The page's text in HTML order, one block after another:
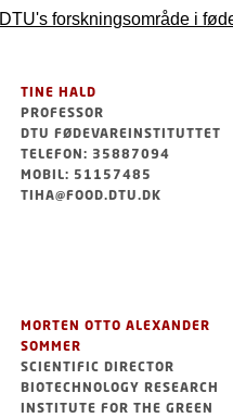
DTU's forskningsområde i
TINE HALD
PROFESSOR
DTU FØDEVAREINSTITUTTET
TELEFON: 35887094
MOBIL: 51157485
TIHA@FOOD.DTU.DK
MORTEN OTTO ALEXANDER
SOMMER
SCIENTIFIC DIRECTOR
BIOTECHNOLOGY RESEARCH
INSTITUTE FOR THE GREEN